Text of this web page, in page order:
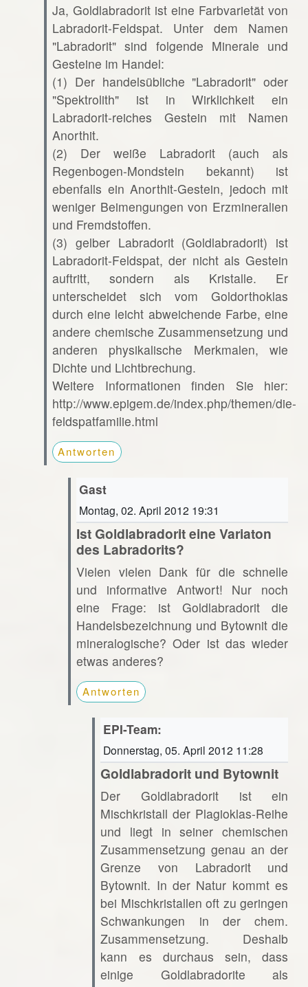
Ja, Goldlabradorit ist eine Farbvarietät von
Labradorit-Feldspat. Unter dem Namen
"Labradorit" sind folgende Minerale und
Gesteine im Handel:
(1) Der handelsübliche "Labradorit" oder
"Spektrolith" ist in Wirklichkeit ein
Labradorit-reiches Gestein mit Namen
Anorthit.
(2) Der weiße Labradorit (auch als
Regenbogen-Mondstein bekannt) ist
ebenfalls ein Anorthit-Gestein, jedoch mit
weniger Beimengungen von Erzmineralien
und Fremdstoffen.
(3) gelber Labradorit (Goldlabradorit) ist
Labradorit-Feldspat, der nicht als Gestein
auftritt, sondern als Kristalle. Er
unterscheidet sich vom Goldorthoklas
durch eine leicht abweichende Farbe, eine
andere chemische Zusammensetzung und
anderen physikalische Merkmalen, wie
Dichte und Lichtbrechung.
Weitere Informationen finden Sie hier:
http://www.epigem.de/index.php/themen/die-
feldspatfamilie.html
Antworten
Gast
Montag, 02. April 2012 19:31
Ist Goldlabradorit eine Variaton
des Labradorits?
Vielen vielen Dank für die schnelle
und informative Antwort! Nur noch
eine Frage: ist Goldlabradorit die
Handelsbezeichnung und Bytownit die
mineralogische? Oder ist das wieder
etwas anderes?
Antworten
EPI-Team:
Donnerstag, 05. April 2012 11:28
Goldlabradorit und Bytownit
Der Goldlabradorit ist ein
Mischkristall der Plagioklas-Reihe
und liegt in seiner chemischen
Zusammensetzung genau an der
Grenze von Labradorit und
Bytownit. In der Natur kommt es
bei Mischkristallen oft zu geringen
Schwankungen in der chem.
Zusammensetzung. Deshalb
kann es durchaus sein, dass
einige Goldlabradorite als